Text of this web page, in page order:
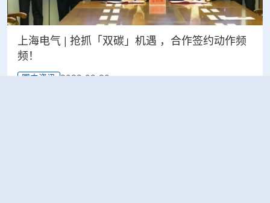
上海电气 | 抢抓「双碳」机遇 ，合作签约动作频
频！
国内资讯 2023-03-20